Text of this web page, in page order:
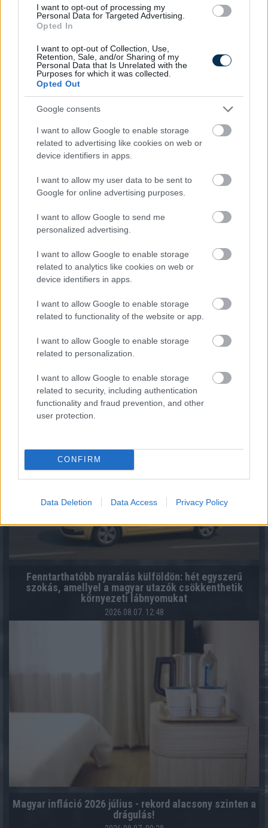
I want to opt-out of processing my
Personal Data for Targeted Advertising.
Opted In
I want to opt-out of Collection, Use,
Retention, Sale, and/or Sharing of my
Personal Data that Is Unrelated with the
Purposes for which it was collected.
Opted Out
Google consents
I want to allow Google to enable storage
related to advertising like cookies on web or
device identifiers in apps.
I want to allow my user data to be sent to
Google for online advertising purposes.
I want to allow Google to send me
personalized advertising.
I want to allow Google to enable storage
related to analytics like cookies on web or
device identifiers in apps.
I want to allow Google to enable storage
related to functionality of the website or app.
I want to allow Google to enable storage
related to personalization.
I want to allow Google to enable storage
related to security, including authentication
functionality and fraud prevention, and other
user protection.
CONFIRM
Data Deletion Data Access Privacy Policy
7 módszer, ahogy a háztartások csökkenteni tudják a
villamos energia fogyasztásukat
1 éves műszaki vizsga: ezért szigorúbb a taxisok,
mentők és személyszállító járművek ellenőrzése
2026.08.07. 13:12
Fenntarthatóbb nyaralás külföldön: hét egyszerű
szokás, amellyel a magyar utazók csökkenthetik
környezeti lábnyomukat
2026.08.07. 12:48
Magyar infláció 2026 július - rekord alacsony szinten a
drágulás!